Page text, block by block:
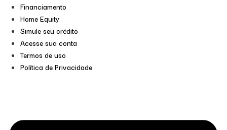
Financiamento
Home Equity
Simule seu crédito
Acesse sua conta
Termos de uso
Política de Privacidade